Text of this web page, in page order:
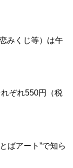
みくじ等）は午
ぞれ550円（税
ばアート”で知ら